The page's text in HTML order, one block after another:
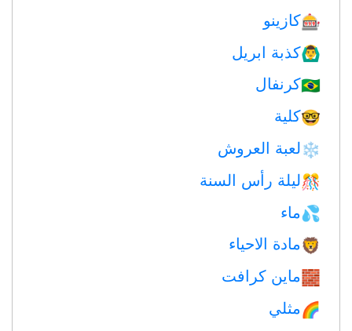
🎰كازينو
🙆‍♂️كذبة ابريل
🇧🇷كرنفال
🤓كلية
❄️لعبة العروش
🎊ليلة رأس السنة
💦ماء
🦁مادة الاحياء
🧱ماين كرافت
🌈مثلي